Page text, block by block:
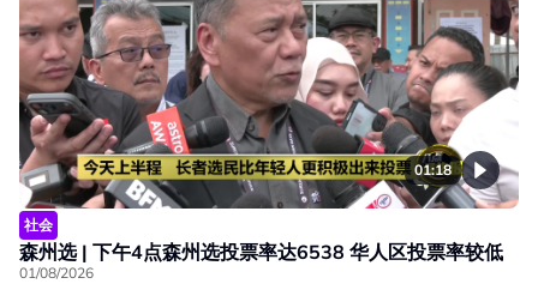
01:18
社会
森州选 | 下午4点森州选投票率达6538 华人区投票率较低
01/08/2026